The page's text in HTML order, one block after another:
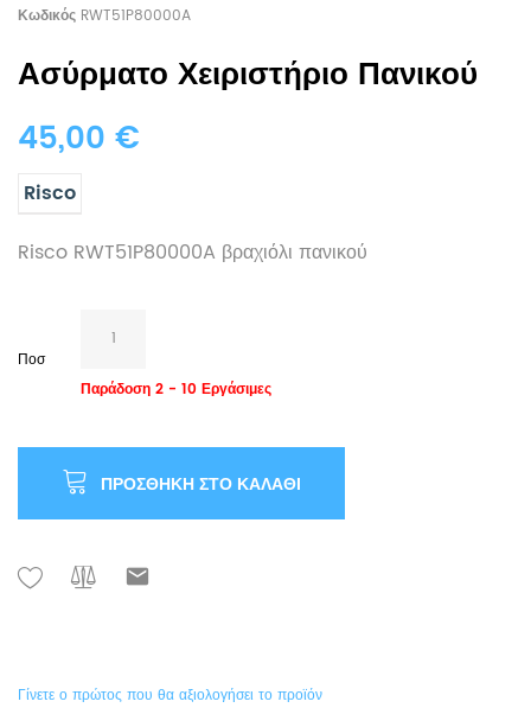
Κωδικός RWT51P80000A
Ασύρματο Χειριστήριο Πανικού
45,00 €
Risco
Risco RWT51P80000A βραχιόλι πανικού
Ποσ
Παράδοση 2 - 10 Εργάσιμες
ΠΡΟΣΘΉΚΗ ΣΤΟ ΚΑΛΆΘΙ
Γίνετε ο πρώτος που θα αξιολογήσει το προϊόν